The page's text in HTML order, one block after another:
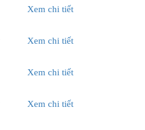
Xem chi tiết
Xem chi tiết
Xem chi tiết
Xem chi tiết